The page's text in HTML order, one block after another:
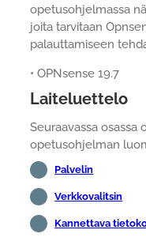
opetusohjelmassa
joita tarvitaan
palauttamiseen
• OPNsense 19.7
Laiteluettelo
Seuraavassa
opetusohjelman
Palvelin
Verkkovalitsin
Kannettava